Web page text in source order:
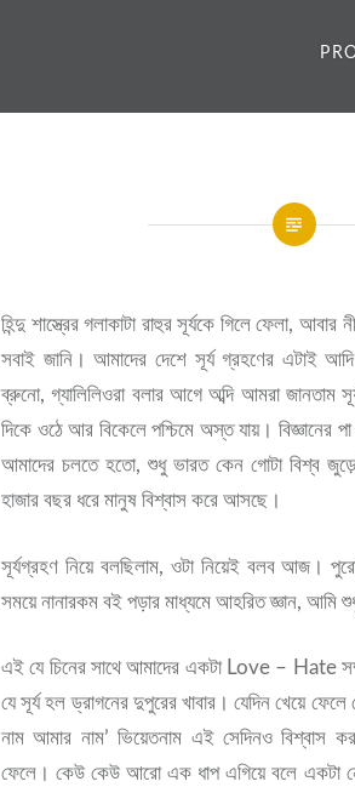
হিন্দু শাস্ত্রের গলাকাটা রাহুর সূর্যকে গিলে ফেলা, আবার
সবাই জানি। আমাদের দেশে সূর্য গ্রহণের এটাই
ব্রুনো, গ্যালিলিওরা বলার আগে অব্দি আমরা জানতাম
দিকে ওঠে আর বিকেলে পশ্চিমে অস্ত যায়। বিজ্ঞানের
আমাদের চলতে হতো, শুধু ভারত কেন গোটা বিশ্ব
হাজার বছর ধরে মানুষ বিশ্বাস করে আসছে।
সূর্যগ্রহণ নিয়ে বলছিলাম, ওটা নিয়েই বলব আজ।
সময়ে নানারকম বই পড়ার মাধ্যমে আহরিত জ্ঞান, আমি
এই যে চিনের সাথে আমাদের একটা Love – Hate
যে সূর্য হল ড্রাগনের দুপুরের খাবার। যেদিন খেয়ে
নাম আমার নাম’ ভিয়েতনাম এই সেদিনও বিশ্বাস
ফেলে। কেউ কেউ আরো এক ধাপ এগিয়ে বলে একটা